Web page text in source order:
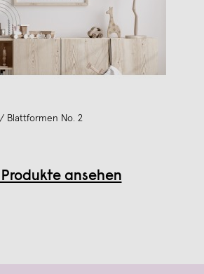
Blattformen No. 2
ansehen